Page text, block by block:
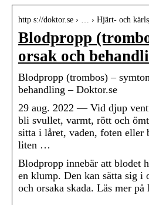
http s://doktor.se › … › Hjärt- och
Blodpropp
orsak och
Blodpropp (trombos) –
behandling – Doktor.se
29 aug. 2022 — Vid djup
bli svullet, varmt, rött och
sitta i låret, vaden, foten eller
liten …
Blodpropp innebär att blodet
en klump. Den kan sätta sig i
och orsaka skada. Läs mer på